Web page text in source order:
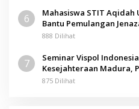
6
Mahasiswa STIT Aqidah
Bantu Pemulangan
888 Dilihat
7
Seminar Vispol
Kesejahteraan Madura,
Kunci
875 Dilihat